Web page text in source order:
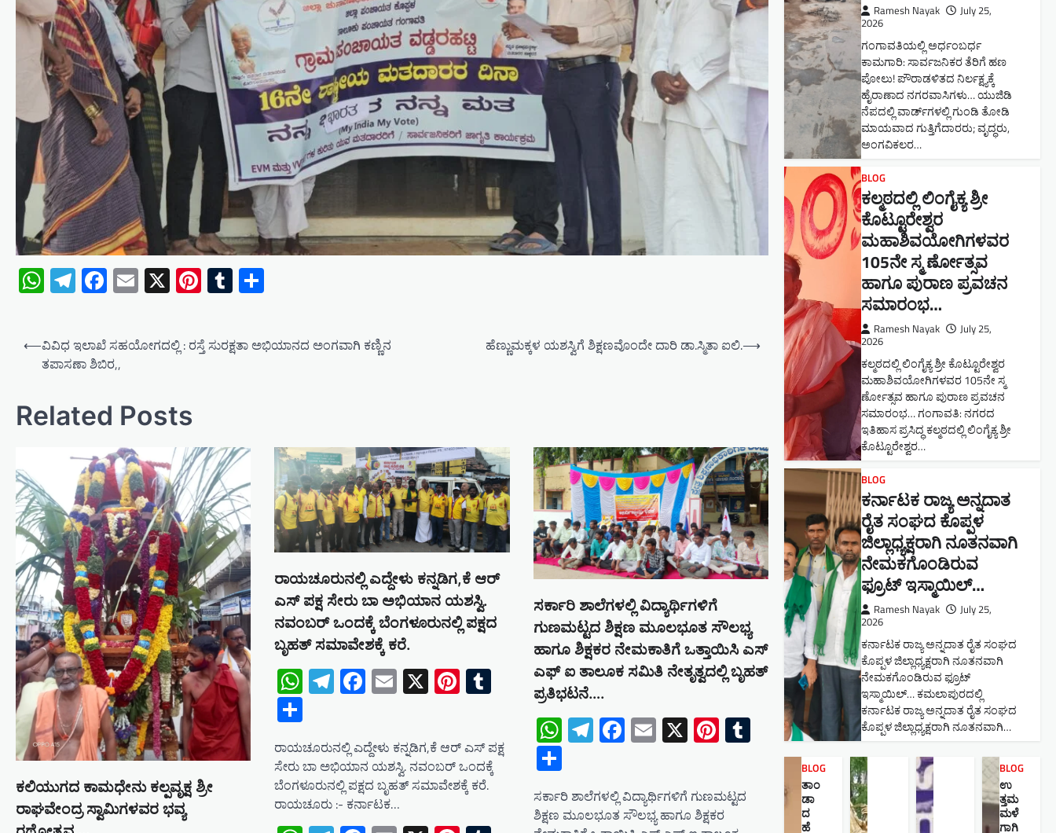
WhatsApp
Telegram
Facebook
Email
X Pinterest
Tumblr
t
v
i
g
a
t
i
o
n
⟵ವಿವಿಧ ಇಲಾಖೆ ಸಹಯೋಗದಲ್ಲಿ : ರಸ್ತೆ ಸುರಕ್ಷತಾ ಅಭಿಯಾನದ ಅಂಗವಾಗಿ ಕಣ್ಣಿನ
ತಪಾಸಣಾ ಶಿಬಿರ,,
ಹೆಣ್ಣುಮಕ್ಕಳ ಯಶಸ್ವಿಗೆ ಶಿಕ್ಷಣವೊಂದೇ ದಾರಿ ಡಾ.ಸ್ಮಿತಾ ಐಲಿ.⟶
Related Posts
ಕಲಿಯುಗದ ಕಾಮಧೇನು ಕಲ್ಪವೃಕ್ಷ ಶ್ರೀ
ರಾಘವೇಂದ್ರ ಸ್ವಾಮಿಗಳವರ ಭವ್ಯ
ರಾಯಚೂರುನಲ್ಲಿ ಎದ್ದೇಳು ಕನ್ನಡಿಗ,ಕೆ ಆರ್
ಎಸ್ ಪಕ್ಷ ಸೇರು ಬಾ ಅಭಿಯಾನ ಯಶಸ್ವಿ.
ನವಂಬರ್ ಒಂದಕ್ಕೆ ಬೆಂಗಳೂರುನಲ್ಲಿ ಪಕ್ಷದ
ಬೃಹತ್ ಸಮಾವೇಶಕ್ಕೆ ಕರೆ.
WhatsApp
Telegram
Facebook
Email
X Pinterest
Tumblr
ರಾಯಚೂರುನಲ್ಲಿ ಎದ್ದೇಳು ಕನ್ನಡಿಗ,ಕೆ ಆರ್ ಎಸ್ ಪಕ್ಷ
ಸೇರು ಬಾ ಅಭಿಯಾನ ಯಶಸ್ವಿ. ನವಂಬರ್ ಒಂದಕ್ಕೆ
ಬೆಂಗಳೂರುನಲ್ಲಿ ಪಕ್ಷದ ಬೃಹತ್ ಸಮಾವೇಶಕ್ಕೆ ಕರೆ.
ರಾಯಚೂರು :- ಕರ್ನಾಟಕ…
ಸರ್ಕಾರಿ ಶಾಲೆಗಳಲ್ಲಿ ವಿದ್ಯಾರ್ಥಿಗಳಿಗೆ
ಗುಣಮಟ್ಟದ ಶಿಕ್ಷಣ ಮೂಲಭೂತ ಸೌಲಭ್ಯ
ಹಾಗೂ ಶಿಕ್ಷಕರ ನೇಮಕಾತಿಗೆ ಒತ್ತಾಯಿಸಿ ಎಸ್
ಎಫ್ ಐ ತಾಲೂಕ ಸಮಿತಿ ನೇತೃತ್ವದಲ್ಲಿ ಬೃಹತ್
ಪ್ರತಿಭಟನೆ….
WhatsApp
Telegram
Facebook
Email
X Pinterest
Tumblr
Share
ಸರ್ಕಾರಿ ಶಾಲೆಗಳಲ್ಲಿ ವಿದ್ಯಾರ್ಥಿಗಳಿಗೆ ಗುಣಮಟ್ಟದ
ಶಿಕ್ಷಣ ಮೂಲಭೂತ ಸೌಲಭ್ಯ ಹಾಗೂ ಶಿಕ್ಷಕರ
Ramesh Nayak
July 25,
2026
ಗಂಗಾವತಿಯಲ್ಲಿ ಅರ್ಧಂಬರ್ಧ
ಕಾಮಗಾರಿ: ಸಾರ್ವಜನಿಕರ ತೆರಿಗೆ ಹಣ
ಪೋಲು! ಪೌರಾಡಳಿತದ ನಿರ್ಲಕ್ಷ್ಯಕ್ಕೆ
ಹೈರಾಣಾದ ನಗರವಾಸಿಗಳು​… ಯುಜಿಡಿ
ನೆಪದಲ್ಲಿ ವಾರ್ಡ್‌ಗಳಲ್ಲಿ ಗುಂಡಿ ತೋಡಿ
ಮಾಯವಾದ ಗುತ್ತಿಗೆದಾರರು; ವೃದ್ಧರು,
ಅಂಗವಿಕಲರ…
BLOG
ಕಲ್ಮಠದಲ್ಲಿ ಲಿಂಗೈಕ್ಯ ಶ್ರೀ
ಕೊಟ್ಟೂರೇಶ್ವರ
ಮಹಾಶಿವಯೋಗಿಗಳವರ
105ನೇ ಸ್ಮ ರ್ಣೋತ್ಸವ
ಹಾಗೂ ಪುರಾಣ ಪ್ರವಚನ
ಸಮಾರಂಭ​…
Ramesh Nayak
July 25,
2026
ಕಲ್ಮಠದಲ್ಲಿ ಲಿಂಗೈಕ್ಯ ಶ್ರೀ ಕೊಟ್ಟೂರೇಶ್ವರ
ಮಹಾಶಿವಯೋಗಿಗಳವರ 105ನೇ ಸ್ಮ
ರ್ಣೋತ್ಸವ ಹಾಗೂ ಪುರಾಣ ಪ್ರವಚನ
ಸಮಾರಂಭ​… ಗಂಗಾವತಿ: ನಗರದ
ಇತಿಹಾಸ ಪ್ರಸಿದ್ಧ ಕಲ್ಮಠದಲ್ಲಿ ಲಿಂಗೈಕ್ಯ ಶ್ರೀ
ಕೊಟ್ಟೂರೇಶ್ವರ…
BLOG
ಕರ್ನಾಟಕ ರಾಜ್ಯ ಅನ್ನದಾತ
ರೈತ ಸಂಘದ ಕೊಪ್ಪಳ
ಜಿಲ್ಲಾಧ್ಯಕ್ಷರಾಗಿ ನೂತನವಾಗಿ
ನೇಮಕಗೊಂಡಿರುವ
ಫ್ರೂಟ್ ಇಸ್ಮಾಯಿಲ್…
Ramesh Nayak
July 25,
2026
ಕರ್ನಾಟಕ ರಾಜ್ಯ ಅನ್ನದಾತ ರೈತ ಸಂಘದ
ಕೊಪ್ಪಳ ಜಿಲ್ಲಾಧ್ಯಕ್ಷರಾಗಿ ನೂತನವಾಗಿ
ನೇಮಕಗೊಂಡಿರುವ ಫ್ರೂಟ್
ಇಸ್ಮಾಯಿಲ್… ಕಮಲಾಪುರದಲ್ಲಿ
ಕರ್ನಾಟಕ ರಾಜ್ಯ ಅನ್ನದಾತ ರೈತ ಸಂಘದ
ಕೊಪ್ಪಳ ಜಿಲ್ಲಾಧ್ಯಕ್ಷರಾಗಿ ನೂತನವಾಗಿ…
BLOG
ತಾಂ
ಡಾ
ದ
ಹೆ
BLOG
ಉ
ತ್ತಮ
ಮಳೆ
ಗಾಗಿ